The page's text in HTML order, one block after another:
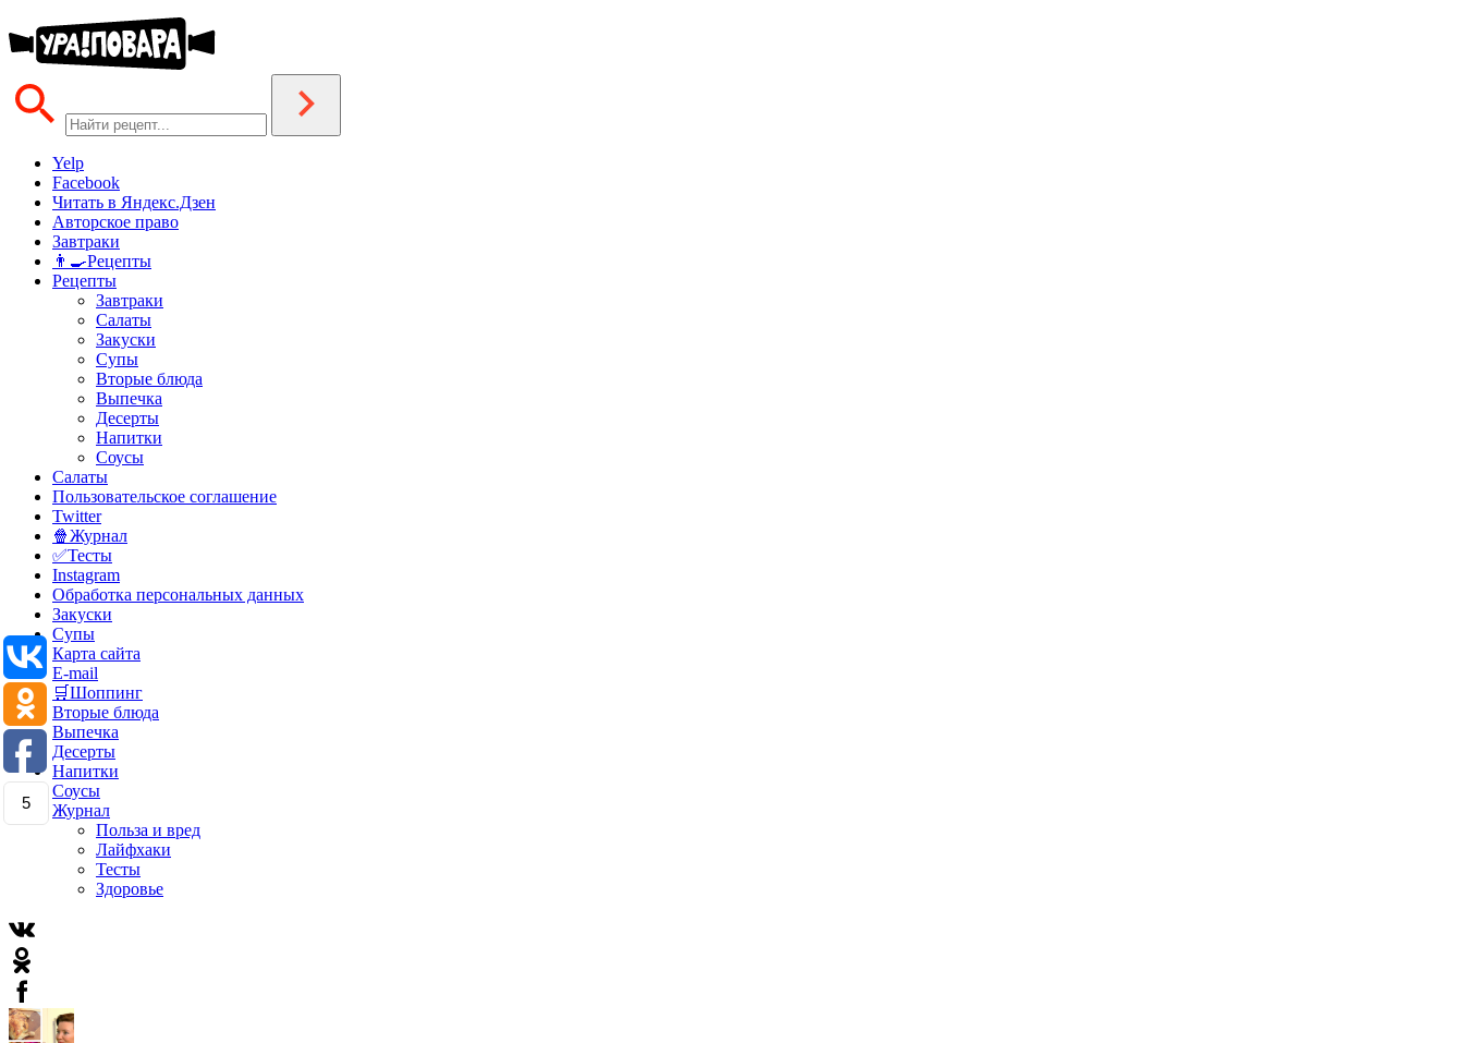
Yelp
Facebook
Читать в Яндекс.Дзен
Авторское право
Завтраки
👨‍🍳Рецепты
Рецепты
Завтраки
Салаты
Закуски
Супы
Вторые блюда
Выпечка
Десерты
Напитки
Соусы
Салаты
Пользовательское соглашение
Twitter
🍿Журнал
✅Тесты
Instagram
Обработка персональных данных
Закуски
Супы
Карта сайта
E-mail
🛒Шоппинг
Вторые блюда
Выпечка
Десерты
Напитки
Соусы
Журнал
Польза и вред
Лайфхаки
Тесты
Здоровье
5